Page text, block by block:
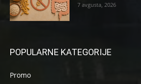
7 avgusta, 2026
POPULARNE KATEGORIJE
Promo